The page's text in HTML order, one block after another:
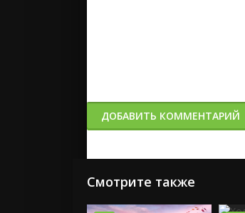
ДОБАВИТЬ КОММЕНТАРИЙ
Смотрите также